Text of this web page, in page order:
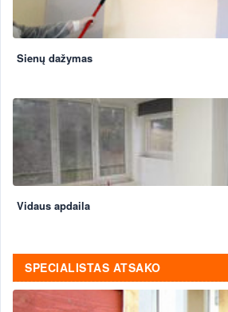
Sienų dažymas
Vidaus apdaila
SPECIALISTAS ATSAKO